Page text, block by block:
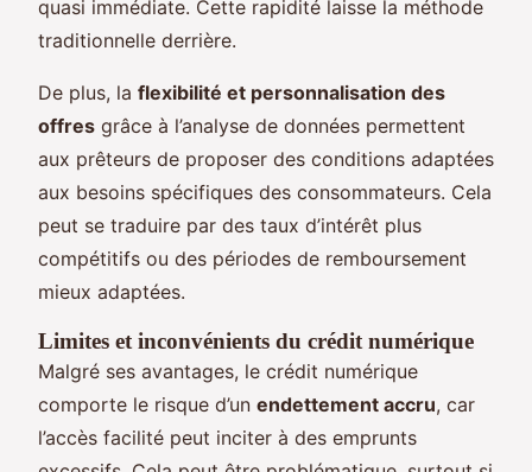
quasi immédiate. Cette rapidité laisse la méthode
traditionnelle derrière.
De plus, la flexibilité et personnalisation des
offres grâce à l’analyse de données permettent
aux prêteurs de proposer des conditions adaptées
aux besoins spécifiques des consommateurs. Cela
peut se traduire par des taux d’intérêt plus
compétitifs ou des périodes de remboursement
mieux adaptées.
Limites et inconvénients du crédit numérique
Malgré ses avantages, le crédit numérique
comporte le risque d’un endettement accru, car
l’accès facilité peut inciter à des emprunts